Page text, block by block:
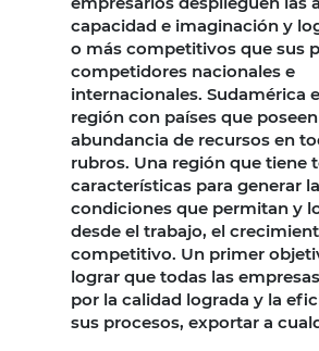
capacidad e imaginación y
o más competitivos que sus
competidores nacionales e
internacionales. Sudamérica
región con países que poseen
abundancia de recursos en
rubros. Una región que tiene
características para generar
condiciones que permitan y
desde el trabajo, el
competitivo. Un primer
lograr que todas las
por la calidad lograda y la
sus procesos, exportar a